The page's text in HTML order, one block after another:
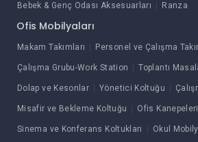
Bebek & Genç Odası Aksesuarları Ranza
Ofis Mobilyaları
Makam Takımları Personel ve Çalışma
Çalışma Grubu-Work Station Toplantı
Dolap ve Kesonlar Yönetici Koltuğu
Misafir ve Bekleme Koltuğu Ofis Kanepeleri
Sinema ve Konferans Koltukları Okul